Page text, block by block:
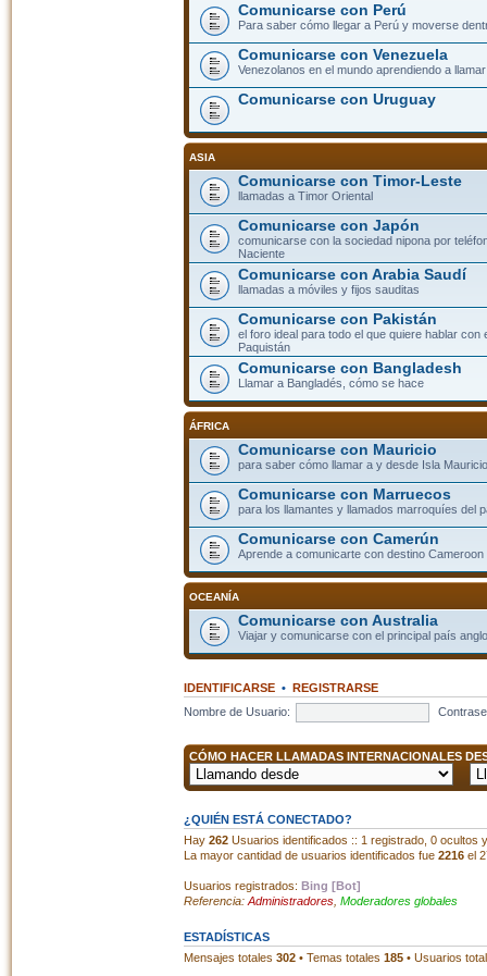
Comunicarse con Perú
Para saber cómo llegar a Perú y moverse
Comunicarse con Venezuela
Venezolanos en el mundo aprendiendo a
Comunicarse con Uruguay
ASIA
Comunicarse con Timor-Leste
llamadas a Timor Oriental
Comunicarse con Japón
comunicarse con la sociedad nipona por
Naciente
Comunicarse con Arabia Saudí
llamadas a móviles y fijos sauditas
Comunicarse con Pakistán
el foro ideal para todo el que quiere hablar con
Paquistán
Comunicarse con Bangladesh
Llamar a Bangladés, cómo se hace
ÁFRICA
Comunicarse con Mauricio
para saber cómo llamar a y desde Isla
Comunicarse con Marruecos
para los llamantes y llamados marroquíes del
Comunicarse con Camerún
Aprende a comunicarte con destino Cameroon
OCEANÍA
Comunicarse con Australia
Viajar y comunicarse con el principal país
IDENTIFICARSE• REGISTRARSE
Nombre de Usuario:
CÓMO HACER LLAMADAS INTERNACIONALES
¿QUIÉN ESTÁ CONECTADO?
Hay 262Usuarios identificados :: 1 registrado, 0 ocultos
La mayor cantidad de usuarios identificados fue 2216el
Usuarios registrados: Bing [Bot]
Referencia: Administradores, Moderadores globales
ESTADÍSTICAS
Mensajes totales 302• Temas totales 185• Usuarios